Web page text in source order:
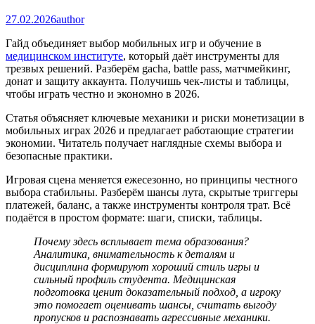
27.02.2026author
Гайд объединяет выбор мобильных игр и обучение в
медицинском институте, который даёт инструменты для
трезвых решений. Разберём gacha, battle pass, матчмейкинг,
донат и защиту аккаунта. Получишь чек-листы и таблицы,
чтобы играть честно и экономно в 2026.
Статья объясняет ключевые механики и риски монетизации в
мобильных играх 2026 и предлагает работающие стратегии
экономии. Читатель получает наглядные схемы выбора и
безопасные практики.
Игровая сцена меняется ежесезонно, но принципы честного
выбора стабильны. Разберём шансы лута, скрытые триггеры
платежей, баланс, а также инструменты контроля трат. Всё
подаётся в простом формате: шаги, списки, таблицы.
Почему здесь всплывает тема образования?
Аналитика, внимательность к деталям и
дисциплина формируют хороший стиль игры и
сильный профиль студента. Медицинская
подготовка ценит доказательный подход, а игроку
это помогает оценивать шансы, считать выгоду
пропусков и распознавать агрессивные механики.